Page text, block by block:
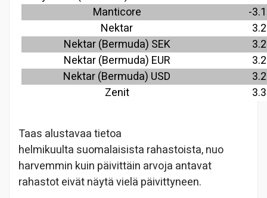
Manticore
-3.1
Nektar
3.2
Nektar (Bermuda) SEK
3.2
Nektar (Bermuda) EUR
3.2
Nektar (Bermuda) USD
3.2
Zenit
3.3
Taas alustavaa tietoa
helmikuulta suomalaisista rahastoista, nuo
harvemmin kuin päivittäin arvoja antavat
rahastot eivät näytä vielä päivittyneen.